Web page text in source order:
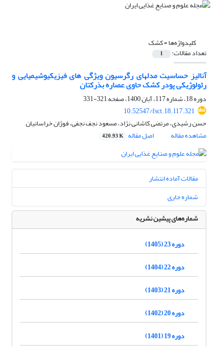
کلیدواژه‌ها =کشک
تعداد مقالات: 1
آنالیز حساسیت مدلهای رگرسیون ویژگی های فیزیکیوشیمیایی و
رئولوژیکی پودر کشک حاوی عصاره بذرکتان
دوره 18، شماره 117، آبان 1400، صفحه
321-331
10.52547/fsct.18.117.321
حسن رشیدی، مرتضی کاشانی نژاد، مسعود نجف نجفی، فوژان خراسانیان
مشاهده مقاله
اصل مقاله 420.93 K
مقالات آماده انتشار
شماره جاری
شماره‌های پیشین نشریه
دوره 23 (1405)
دوره 22 (1404)
دوره 21 (1403)
دوره 20 (1402)
دوره 19 (1401)